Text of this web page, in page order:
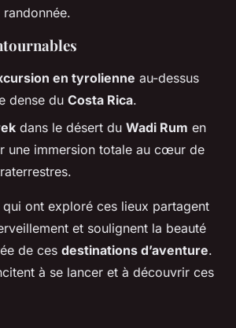
en tyrolienne au-dessus
dense du Costa Rica.
dans le désert du Wadi Rum en
une immersion totale au cœur de
qui ont exploré ces lieux partagent
et soulignent la beauté
de ces destinations d’aventure.
à se lancer et à découvrir ces